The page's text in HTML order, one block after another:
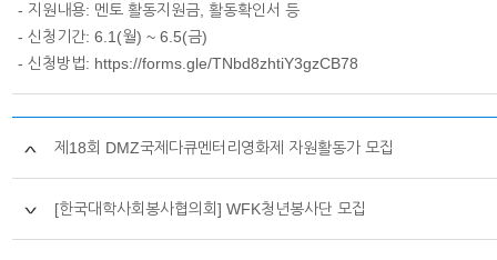
- 지원내용: 멘토 활동지원금, 활동확인서 등
- 신청기간: 6.1(월) ~ 6.5(금)
- 신청방법: https://forms.gle/TNbd8zhtiY3gzCB78
제18회 DMZ국제다큐멘터리영화제 자원활동가 모집
[한국대학사회봉사협의회] WFK청년봉사단 모집